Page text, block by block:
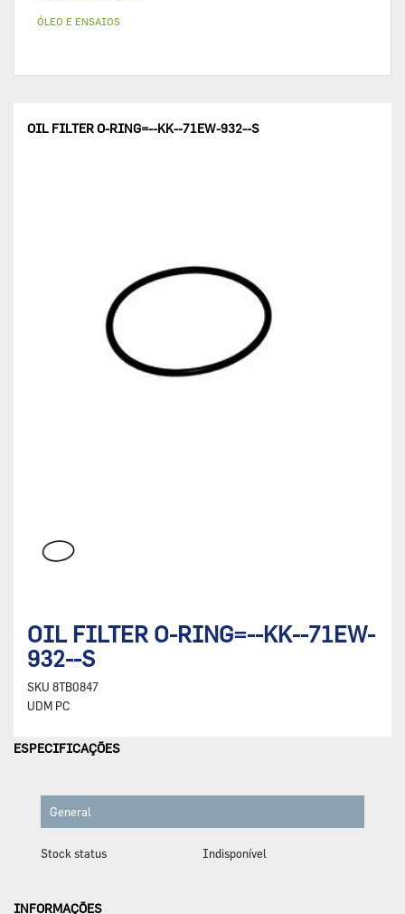
ÓLEO E ENSAIOS
OIL FILTER O-RING=--KK--71EW-932--S
OIL FILTER O-RING=--KK--71EW-
932--S
SKU 8TB0847
UDM PC
ESPECIFICAÇÕES
General
Stock status Indisponível
INFORMAÇÕES